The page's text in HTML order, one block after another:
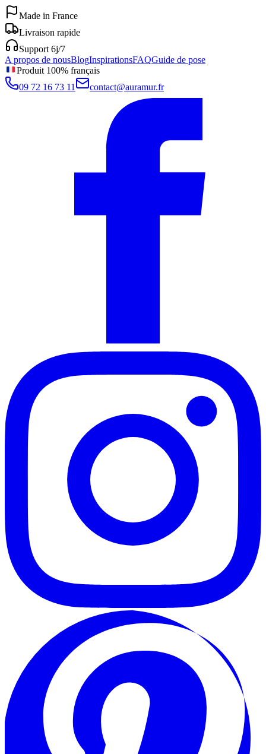
Made in France
Livraison rapide
Support 6j/7
A propos de nousBlogInspirationsFAQGuide de pose
Produit 100% français
09 72 16 73 11
contact@auramur.fr